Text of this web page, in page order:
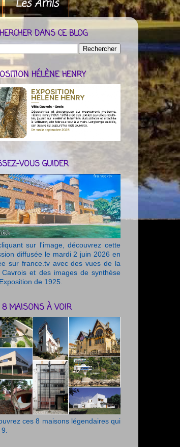
Les Amis
DANS CE BLOG
HÉLÈNE HENRY
VOUS GUIDER
sur l'image, découvrez cette
diffusée le mardi 2 juin 2026 en
sur france.tv avec des vues de la
Cavrois et des images de synthèse
de 1925.
8 MAISONS À VOIR
ces 8 maisons légendaires qui
9.